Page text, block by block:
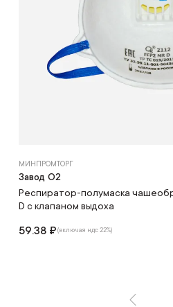
МИНПРОМТОРГ
Завод О2
Респиратор-полумаска
D c клапаном выдоха
59.38 ₽(включая ндс 22%)